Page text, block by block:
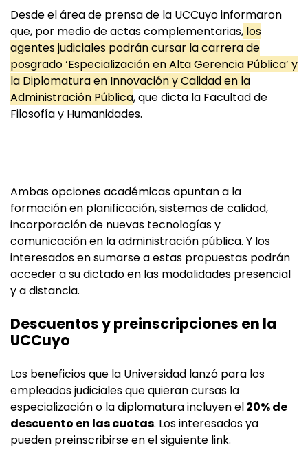
Desde el área de prensa de la UCCuyo informaron
que, por medio de actas complementarias, los
agentes judiciales podrán cursar la carrera de
posgrado ‘Especialización en Alta Gerencia Pública’ y
la Diplomatura en Innovación y Calidad en la
Administración Pública, que dicta la Facultad de
Filosofía y Humanidades.
Ambas opciones académicas apuntan a la
formación en planificación, sistemas de calidad,
incorporación de nuevas tecnologías y
comunicación en la administración pública. Y los
interesados en sumarse a estas propuestas podrán
acceder a su dictado en las modalidades presencial
y a distancia.
Descuentos y preinscripciones en la
UCCuyo
Los beneficios que la Universidad lanzó para los
empleados judiciales que quieran cursas la
especialización o la diplomatura incluyen el20% de
descuento en las cuotas. Los interesados ya
pueden preinscribirse en el siguiente link.